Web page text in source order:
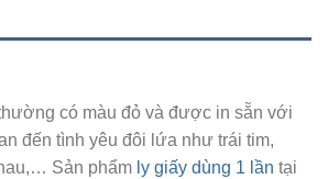
có màu đỏ và được in sẵn với
đến tình yêu đôi lứa như trái tim,
Sản phẩm ly giấy dùng 1 lần tại